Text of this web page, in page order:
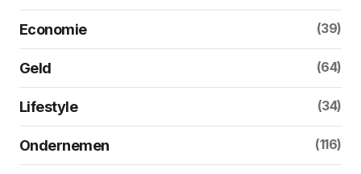
Economie (39)
Geld (64)
Lifestyle (34)
Ondernemen (116)